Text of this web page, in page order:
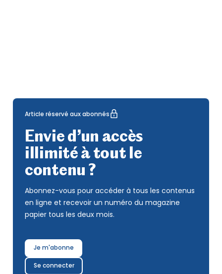
Article réservé aux abonnés
Envie d’un accès
illimité à tout le
contenu ?
Abonnez-vous pour accéder à tous les contenus
en ligne et recevoir un numéro du magazine
papier tous les deux mois.
Je m'abonne
Se connecter